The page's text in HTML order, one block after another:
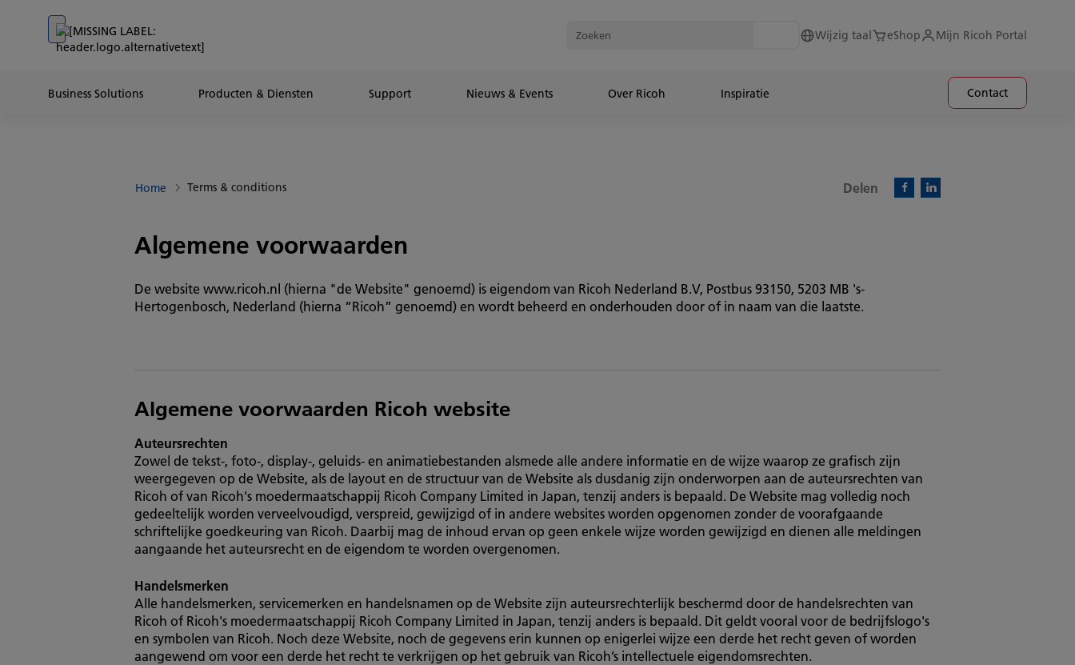
Go to content
Go to footer
Wijzig taal eShop Mijn Ricoh Portal
Business Solutions Producten & Diensten Support Nieuws & Events Over Ricoh Inspiratie Contact
Home Terms & conditions Delen
Algemene voorwaarden
De website www.ricoh.nl (hierna "de Website" genoemd) is eigendom van Ricoh Nederland B.V, Postbus 93150, 5203 MB 's-
Hertogenbosch, Nederland (hierna “Ricoh” genoemd) en wordt beheerd en onderhouden door of in naam van die laatste.
Algemene voorwaarden Ricoh website
Auteursrechten
Zowel de tekst-, foto-, display-, geluids- en animatiebestanden alsmede alle andere informatie en de wijze waarop ze grafisch zijn
weergegeven op de Website, als de layout en de structuur van de Website als dusdanig zijn onderworpen aan de auteursrechten van
Ricoh of van Ricoh's moedermaatschappij Ricoh Company Limited in Japan, tenzij anders is bepaald. De Website mag volledig noch
gedeeltelijk worden verveelvoudigd, verspreid, gewijzigd of in andere websites worden opgenomen zonder de voorafgaande
schriftelijke goedkeuring van Ricoh. Daarbij mag de inhoud ervan op geen enkele wijze worden gewijzigd en dienen alle meldingen
aangaande het auteursrecht en de eigendom te worden overgenomen.
Handelsmerken
Alle handelsmerken, servicemerken en handelsnamen op de Website zijn auteursrechterlijk beschermd door de handelsrechten van
Ricoh of Ricoh's moedermaatschappij Ricoh Company Limited in Japan, tenzij anders is bepaald. Dit geldt vooral voor de bedrijfslogo's
en symbolen van Ricoh. Noch deze Website, noch de gegevens erin kunnen op enigerlei wijze een derde het recht geven of worden
aangewend om voor een derde het recht te verkrijgen op het gebruik van Ricoh’s intellectuele eigendomsrechten.